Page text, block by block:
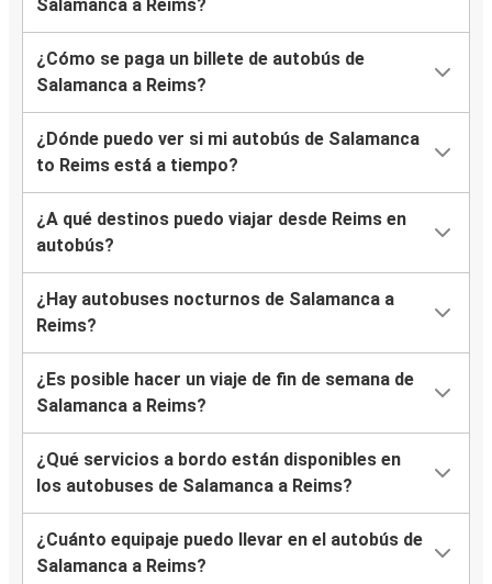
Salamanca a Reims?
¿Cómo se paga un billete de autobús de
Salamanca a Reims?
¿Dónde puedo ver si mi autobús de Salamanca
to Reims está a tiempo?
¿A qué destinos puedo viajar desde Reims en
autobús?
¿Hay autobuses nocturnos de Salamanca a
Reims?
¿Es posible hacer un viaje de fin de semana de
Salamanca a Reims?
¿Qué servicios a bordo están disponibles en
los autobuses de Salamanca a Reims?
¿Cuánto equipaje puedo llevar en el autobús de
Salamanca a Reims?